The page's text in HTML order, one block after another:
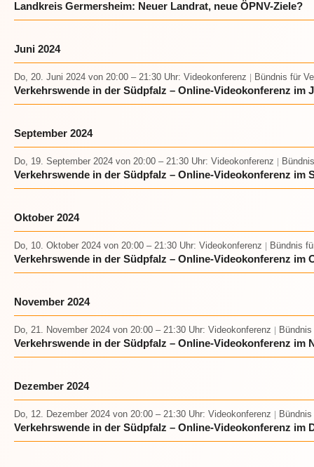
Landkreis Germersheim: Neuer Landrat, neue ÖPNV-Ziele?
Juni 2024
Do, 20. Juni 2024 von 20:00 – 21:30 Uhr: Videokonferenz Bündnis für
Verkehrswende in der Südpfalz – Online-Videokonferenz im
September 2024
Do, 19. September 2024 von 20:00 – 21:30 Uhr: Videokonferenz
Verkehrswende in der Südpfalz – Online-Videokonferenz im
Oktober 2024
Do, 10. Oktober 2024 von 20:00 – 21:30 Uhr: Videokonferenz Bündnis
Verkehrswende in der Südpfalz – Online-Videokonferenz im
November 2024
Do, 21. November 2024 von 20:00 – 21:30 Uhr: Videokonferenz
Verkehrswende in der Südpfalz – Online-Videokonferenz im
Dezember 2024
Do, 12. Dezember 2024 von 20:00 – 21:30 Uhr: Videokonferenz
Verkehrswende in der Südpfalz – Online-Videokonferenz im